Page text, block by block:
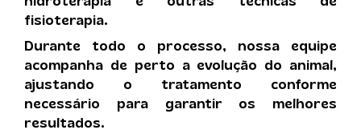
fisioterapia.
Durante todo o processo, nossa equipe
acompanha de perto a evolução do animal,
ajustando o tratamento conforme
necessário para garantir os melhores
resultados.